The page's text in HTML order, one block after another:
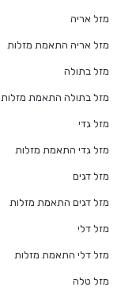
מזל אריה
מזל אריה התאמת מזלות
מזל בתולה
מזל בתולה התאמת מזלות
מזל גדי
מזל גדי התאמת מזלות
מזל דגים
מזל דגים התאמת מזלות
מזל דלי
מזל דלי התאמת מזלות
מזל טלה